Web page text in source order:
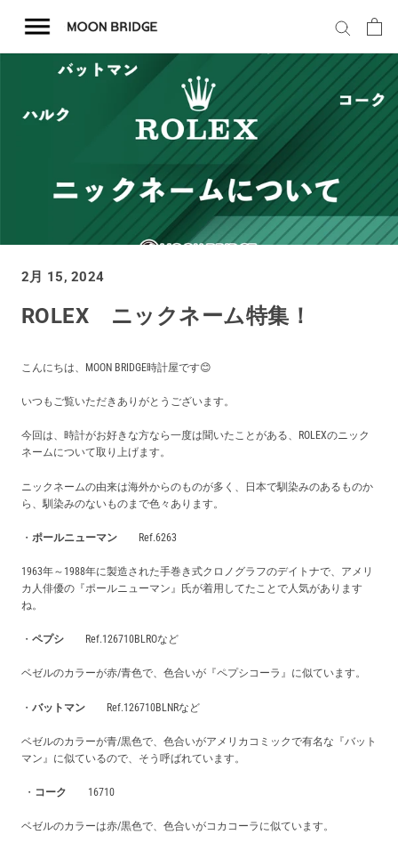
テ
ホーム
買取価格例一覧
保証とメンテナンス
お問い合わせ
2月 15, 2024
ROLEX ニックネーム特集！
こんにちは、MOON BRIDGE時計屋です😊
いつもご覧いただきありがとうございます。
今回は、時計がお好きな方なら一度は聞いたことがある、ROLEXのニック
ネームについて取り上げます。
ニックネームの由来は海外からのものが多く、日本で馴染みのあるものか
ら、馴染みのないものまで色々あります。
・ ポールニューマン Ref.6263
1963年～1988年に製造された手巻き式クロノグラフのデイトナで、アメリ
カ人俳優の『ポールニューマン』氏が着用してたことで人気があります
ね。
・ ペプシ Ref.126710BLROなど
ベゼルのカラーが赤/青色で、色合いが『ペプシコーラ』に似ています。
・ バットマン Ref.126710BLNRなど
ベゼルのカラーが青/黒色で、色合いがアメリカコミックで有名な『バット
マン』に似ているので、そう呼ばれています。
・ コーク 16710
ベゼルのカラーは赤/黒色で、色合いがコカコーラに似ています。